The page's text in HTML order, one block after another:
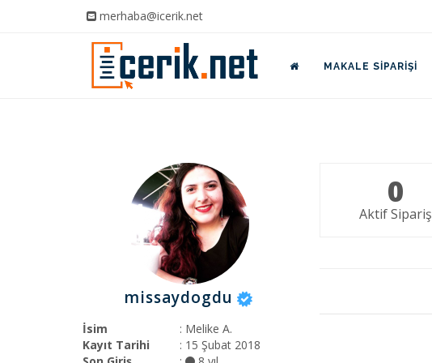
merhaba@icerik.net
MAKALE SIPARIŞI
missaydogdu
İsim
: Melike A.
Kayıt Tarihi
: 15 Şubat 2018
0
Aktif Sipariş